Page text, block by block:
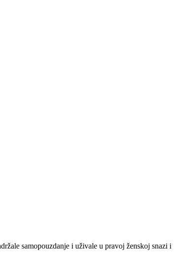
samopouzdanje i uživale u pravoj ženskoj snazi i